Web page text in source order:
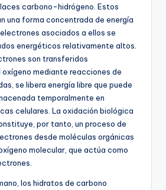
carbono-hidrógeno. Estos
una forma concentrada de energía
asociados a ellos se
energéticos relativamente altos.
son transferidos
mediante reacciones de
se libera energía libre que puede
temporalmente en
celulares. La oxidación biológica
por tanto, un proceso de
desde moléculas orgánicas
molecular, que actúa como
los hidratos de carbono